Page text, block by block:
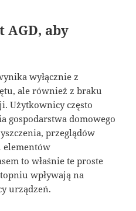
AGD, aby
wyłącznie z
ale również z braku
Użytkownicy często
gospodarstwa domowego
przeglądów
elementów
to właśnie te proste
wpływają na
urządzeń.